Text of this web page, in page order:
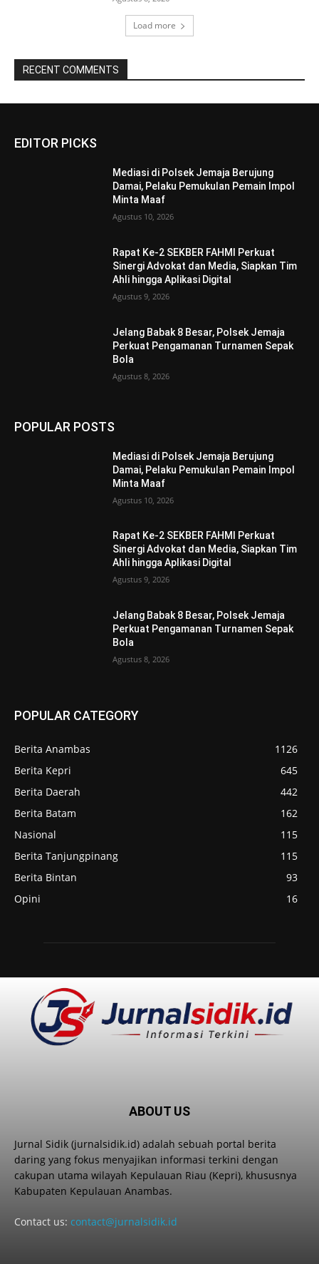
Load more
RECENT COMMENTS
EDITOR PICKS
Mediasi di Polsek Jemaja Berujung
Damai, Pelaku Pemukulan Pemain Impol
Minta Maaf
Agustus 10, 2026
Rapat Ke-2 SEKBER FAHMI Perkuat
Sinergi Advokat dan Media, Siapkan Tim
Ahli hingga Aplikasi Digital
Agustus 9, 2026
Jelang Babak 8 Besar, Polsek Jemaja
Perkuat Pengamanan Turnamen Sepak
Bola
Agustus 8, 2026
POPULAR POSTS
Mediasi di Polsek Jemaja Berujung
Damai, Pelaku Pemukulan Pemain Impol
Minta Maaf
Agustus 10, 2026
Rapat Ke-2 SEKBER FAHMI Perkuat
Sinergi Advokat dan Media, Siapkan Tim
Ahli hingga Aplikasi Digital
Agustus 9, 2026
Jelang Babak 8 Besar, Polsek Jemaja
Perkuat Pengamanan Turnamen Sepak
Bola
Agustus 8, 2026
POPULAR CATEGORY
Berita Anambas
1126
Berita Kepri
645
Berita Daerah
442
Berita Batam
162
Nasional
115
Berita Tanjungpinang
115
Berita Bintan
93
Opini
16
ABOUT US
Jurnal Sidik (jurnalsidik.id) adalah sebuah portal berita
daring yang fokus menyajikan informasi terkini dengan
cakupan utama wilayah Kepulauan Riau (Kepri), khususnya
Kabupaten Kepulauan Anambas.
Contact us: contact@jurnalsidik.id